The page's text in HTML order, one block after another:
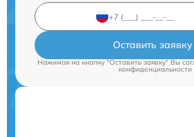
Оставить заявку
Нажимая на кнопку "Оставить заявку" Вы
конфиденциальности